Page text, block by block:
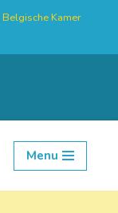
Belgische Kamer
Menu